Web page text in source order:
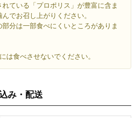
ている「プロポリス」が豊富に含ま
でお召し上がりください。
分は一部食べにくいところがありま
は食べさせないでください。
み・配送